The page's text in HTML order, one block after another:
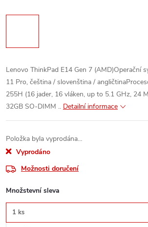
Lenovo ThinkPad E14 Gen 7 (AMD)Operační
11 Pro, čeština / slovenština /
255H (16 jader, 16 vláken, up to 5.1 GHz, 24
32GB SO-DIMM .. Detailní informace
Položka byla vyprodána…
Vyprodáno
Možnosti doručení
Množstevní sleva
1 ks